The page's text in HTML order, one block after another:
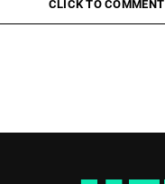
CLICK TO COMMENT